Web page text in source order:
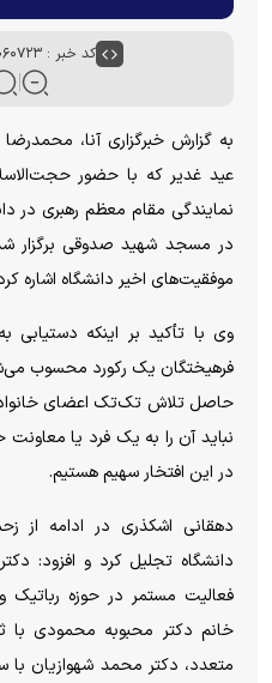
کد خبر : ۱۰۶۰۷۲۳
به گزارش خبرگزاری آنا،
عید غدیر که با حضور
نمایندگی مقام معظم رهبری در
در مسجد شهید صدوقی برگزار
موفقیت‌های اخیر دانشگاه اشاره
وی با تأکید بر اینکه دستیابی
فرهیختگان یک رکورد محسوب
حاصل تلاش تک‌تک اعضای
نباید آن را به یک فرد یا
در این افتخار سهیم هستیم.
دهقانی اشکذری در ادامه از
دانشگاه تجلیل کرد و افزود:
فعالیت مستمر در حوزه
متعدد، دکتر محمد شهوازیان با